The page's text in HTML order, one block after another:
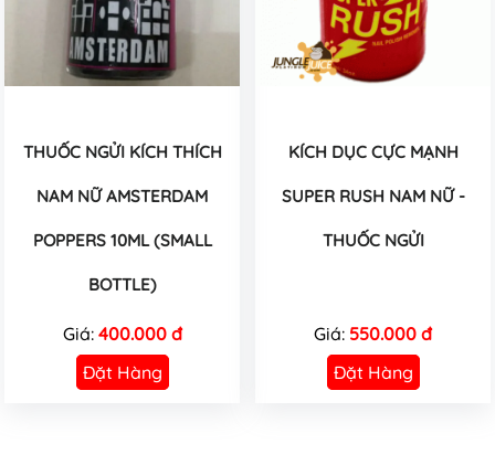
THUỐC NGỬI KÍCH THÍCH
NAM NỮ AMSTERDAM
POPPERS 10ML (SMALL
BOTTLE)
Giá: 400.000 đ
Đặt Hàng
KÍCH DỤC CỰC MẠNH
SUPER RUSH NAM NỮ -
THUỐC NGỬI
Giá: 550.000 đ
Đặt Hàng